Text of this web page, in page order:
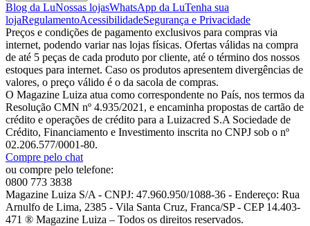
Blog da LuNossas lojasWhatsApp da LuTenha sua
lojaRegulamentoAcessibilidadeSegurança e Privacidade
Preços e condições de pagamento exclusivos para compras via
internet, podendo variar nas lojas físicas. Ofertas válidas na compra
de até 5 peças de cada produto por cliente, até o término dos nossos
estoques para internet. Caso os produtos apresentem divergências de
valores, o preço válido é o da sacola de compras.
O Magazine Luiza atua como correspondente no País, nos termos da
Resolução CMN nº 4.935/2021, e encaminha propostas de cartão de
crédito e operações de crédito para a Luizacred S.A Sociedade de
Crédito, Financiamento e Investimento inscrita no CNPJ sob o nº
02.206.577/0001-80.
Compre pelo chat
ou compre pelo telefone:
0800 773 3838
Magazine Luiza S/A - CNPJ: 47.960.950/1088-36 - Endereço: Rua
Arnulfo de Lima, 2385 - Vila Santa Cruz, Franca/SP - CEP 14.403-
471 ® Magazine Luiza – Todos os direitos reservados.